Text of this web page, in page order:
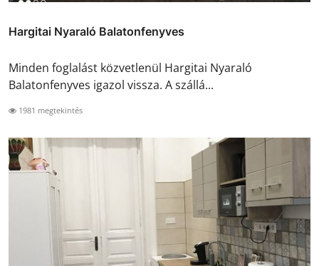
Hargitai Nyaraló Balatonfenyves
Minden foglalást közvetlenül Hargitai Nyaraló
Balatonfenyves igazol vissza. A szállá...
1981 megtekintés